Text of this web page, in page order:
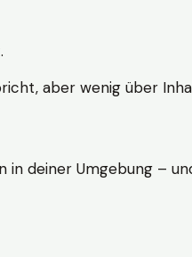
aber wenig über
deiner Umgebung –